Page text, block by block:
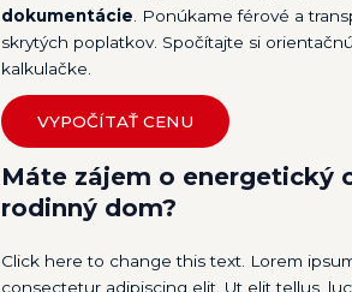
dokumentácie . Ponúkame férové ​​a
skrytých poplatkov. Spočítajte si
kalkulačke.
VYPOČÍTAŤ CENU
Máte zájem o energetický
rodinný dom?
Click here to change this text. Lorem
consectetur adipiscing elit. Ut elit tellus,